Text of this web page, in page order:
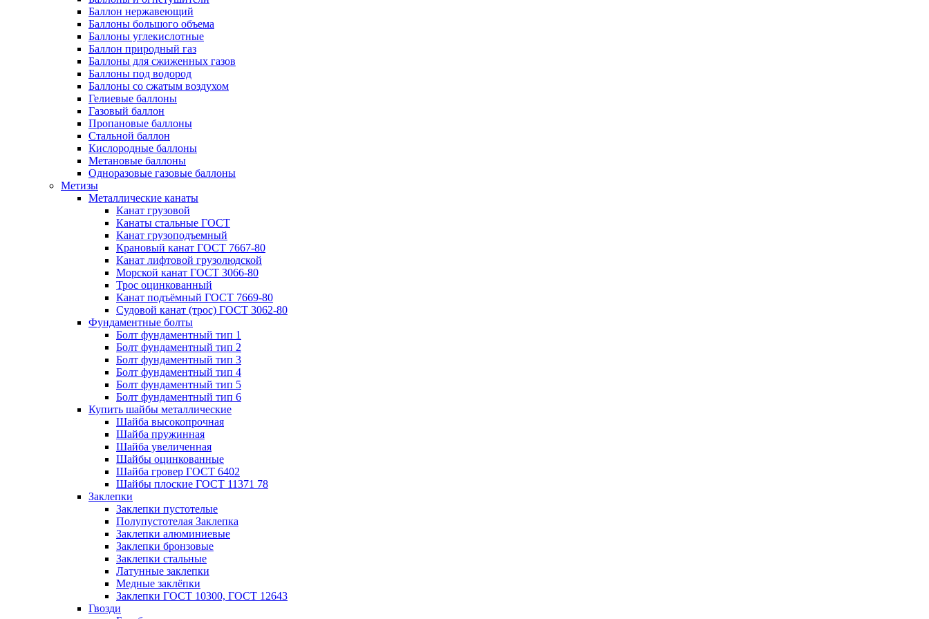
Баллон нержавеющий
Баллоны большого объема
Баллоны углекислотные
Баллон природный газ
Баллоны для сжиженных газов
Баллоны под водород
Баллоны со сжатым воздухом
Гелиевые баллоны
Газовый баллон
Пропановые баллоны
Стальной баллон
Кислородные баллоны
Метановые баллоны
Одноразовые газовые баллоны
Метизы
Металлические канаты
Канат грузовой
Канаты стальные ГОСТ
Канат грузоподъемный
Крановый канат ГОСТ 7667-80
Канат лифтовой грузолюдской
Морской канат ГОСТ 3066-80
Трос оцинкованный
Канат подъёмный ГОСТ 7669-80
Судовой канат (трос) ГОСТ 3062-80
Фундаментные болты
Болт фундаментный тип 1
Болт фундаментный тип 2
Болт фундаментный тип 3
Болт фундаментный тип 4
Болт фундаментный тип 5
Болт фундаментный тип 6
Купить шайбы металлические
Шайба высокопрочная
Шайба пружинная
Шайба увеличенная
Шайбы оцинкованные
Шайба гровер ГОСТ 6402
Шайбы плоские ГОСТ 11371 78
Заклепки
Заклепки пустотелые
Полупустотелая Заклепка
Заклепки алюминиевые
Заклепки бронзовые
Заклепки стальные
Латунные заклепки
Медные заклёпки
Заклепки ГОСТ 10300, ГОСТ 12643
Гвозди